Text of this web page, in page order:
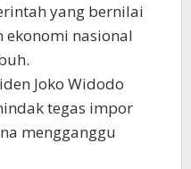
yang bernilai
nasional
Joko Widodo
tegas impor
mengganggu